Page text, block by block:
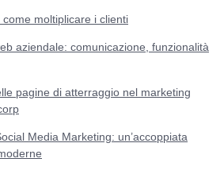
moltiplicare i clienti
aziendale: comunicazione, funzionalità
pagine di atterraggio nel marketing
Media Marketing: un’accoppiata